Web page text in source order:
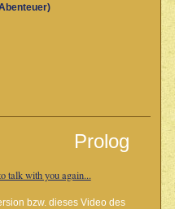
Prolog
talk with you again...
bzw. dieses Video des